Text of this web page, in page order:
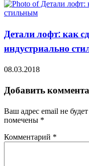
Детали лофт: как
индустриально
08.03.2018
Добавить
Ваш адрес email не
помечены *
Комментарий *